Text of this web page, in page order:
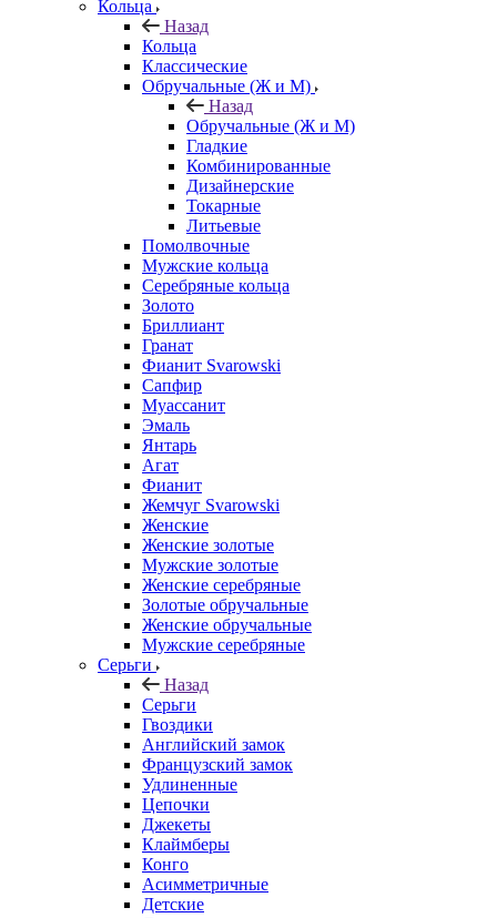
Кольца
Назад
Кольца
Классические
Обручальные (Ж и М)
Назад
Обручальные (Ж и М)
Гладкие
Комбинированные
Дизайнерские
Токарные
Литьевые
Помолвочные
Мужские кольца
Серебряные кольца
Золото
Бриллиант
Гранат
Фианит Svarowski
Сапфир
Муассанит
Эмаль
Янтарь
Агат
Фианит
Жемчуг Svarowski
Женские
Женские золотые
Мужские золотые
Женские серебряные
Золотые обручальные
Женские обручальные
Мужские серебряные
Серьги
Назад
Серьги
Гвоздики
Английский замок
Французский замок
Удлиненные
Цепочки
Джекеты
Клаймберы
Конго
Асимметричные
Детские